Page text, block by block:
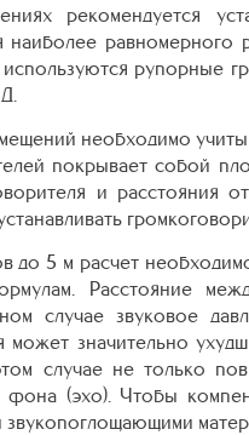
рекомендуется
наиболее равномерного
рупорные
необходимо
покрывает собой
и расстояния
до 5 м расчет
Расстояние
случае звуковое
может значительно
случае не только
фона (эхо). Чтобы
звукопоглощающими